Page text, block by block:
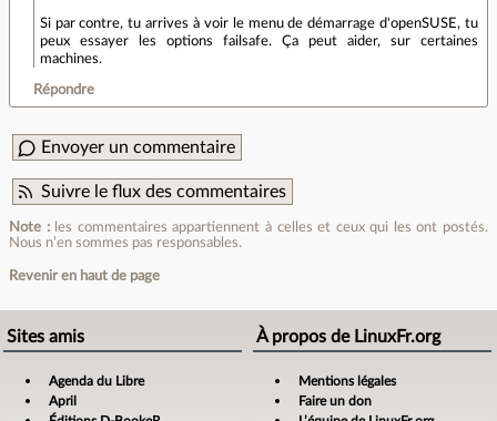
Si par contre, tu arrives à voir le menu de démarrage d'openSUSE, tu
peux essayer les options failsafe. Ça peut aider, sur certaines
machines.
Répondre
Envoyer un commentaire
Suivre le flux des commentaires
Note :les commentaires appartiennent à celles et ceux qui les ont postés.
Nous n’en sommes pas responsables.
Revenir en haut de page
Sites amis
Agenda du Libre
April
À propos de LinuxFr.org
Mentions légales
Faire un don